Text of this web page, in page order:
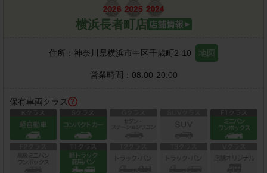
横浜長者町店
住所： 神奈川県横浜市中区千歳町2-10 地図
営業時間： 08:00-20:00
保有車両クラス